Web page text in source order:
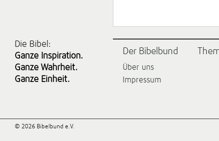
Die Bibel:
Ganze Inspiration.
Ganze Wahrheit.
Ganze Einheit.
Der Bibelbund
Über uns
Impressum
© 2026 Bibelbund e.V.